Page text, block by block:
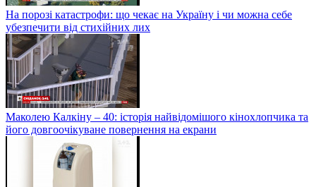
На порозі катастрофи: що чекає на Україну і чи можна себе
убезпечити від стихійних лих
Маколею Калкіну – 40: історія найвідомішого кінохлопчика та
його довгоочікуване повернення на екрани